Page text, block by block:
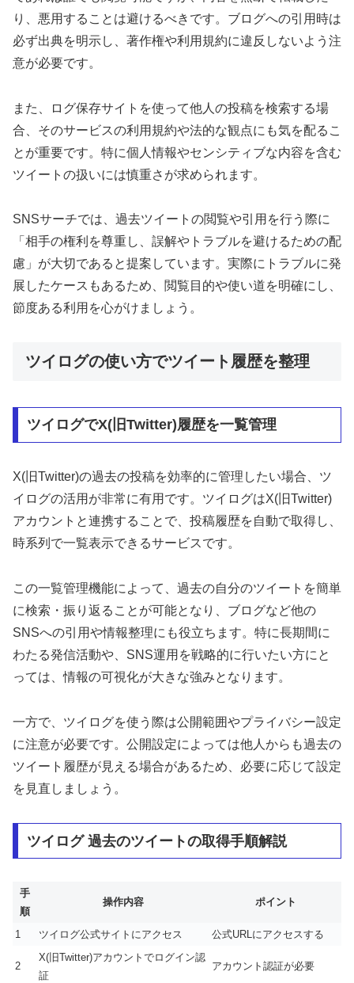
り、悪用することは避けるべきです。ブログへの引用時は
必ず出典を明示し、著作権や利用規約に違反しないよう注
意が必要です。
また、ログ保存サイトを使って他人の投稿を検索する場
合、そのサービスの利用規約や法的な観点にも気を配るこ
とが重要です。特に個人情報やセンシティブな内容を含む
ツイートの扱いには慎重さが求められます。
SNSサーチでは、過去ツイートの閲覧や引用を行う際に
「相手の権利を尊重し、誤解やトラブルを避けるための配
慮」が大切であると提案しています。実際にトラブルに発
展したケースもあるため、閲覧目的や使い道を明確にし、
節度ある利用を心がけましょう。
ツイログの使い方でツイート履歴を整理
ツイログでX(旧Twitter)履歴を一覧管理
X(旧Twitter)の過去の投稿を効率的に管理したい場合、ツ
イログの活用が非常に有用です。ツイログはX(旧Twitter)
アカウントと連携することで、投稿履歴を自動で取得し、
時系列で一覧表示できるサービスです。
この一覧管理機能によって、過去の自分のツイートを簡単
に検索・振り返ることが可能となり、ブログなど他の
SNSへの引用や情報整理にも役立ちます。特に長期間に
わたる発信活動や、SNS運用を戦略的に行いたい方にと
っては、情報の可視化が大きな強みとなります。
一方で、ツイログを使う際は公開範囲やプライバシー設定
に注意が必要です。公開設定によっては他人からも過去の
ツイート履歴が見える場合があるため、必要に応じて設定
を見直しましょう。
ツイログ 過去のツイートの取得手順解説
手
順
操作内容 ポイント
1 ツイログ公式サイトにアクセス 公式URLにアクセスする
2
X(旧Twitter)アカウントでログイン認
証
アカウント認証が必要